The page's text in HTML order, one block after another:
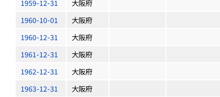
1959-12-31
大阪府
1960-10-01
大阪府
1960-12-31
大阪府
1961-12-31
大阪府
1962-12-31
大阪府
1963-12-31
大阪府